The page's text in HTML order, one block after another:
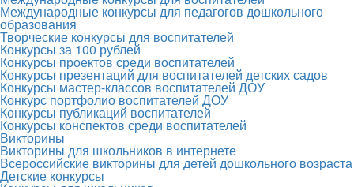
Международные конкурсы для педагогов дошкольного
образования
Творческие конкурсы для воспитателей
Конкурсы за 100 рублей
Конкурсы проектов среди воспитателей
Конкурсы презентаций для воспитателей детских садов
Конкурсы мастер-классов воспитателей ДОУ
Конкурс портфолио воспитателей ДОУ
Конкурсы публикаций воспитателей
Конкурсы конспектов среди воспитателей
Викторины
Викторины для школьников в интернете
Всероссийские викторины для детей дошкольного возраста
Детские конкурсы